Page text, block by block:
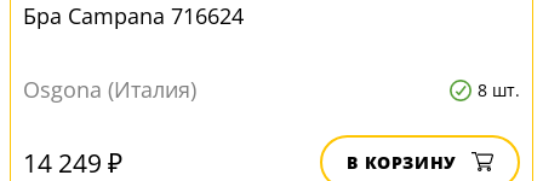
Бра Campana 716624
Osgona (Италия) 8 шт.
14 249 ₽ В КОРЗИНУ